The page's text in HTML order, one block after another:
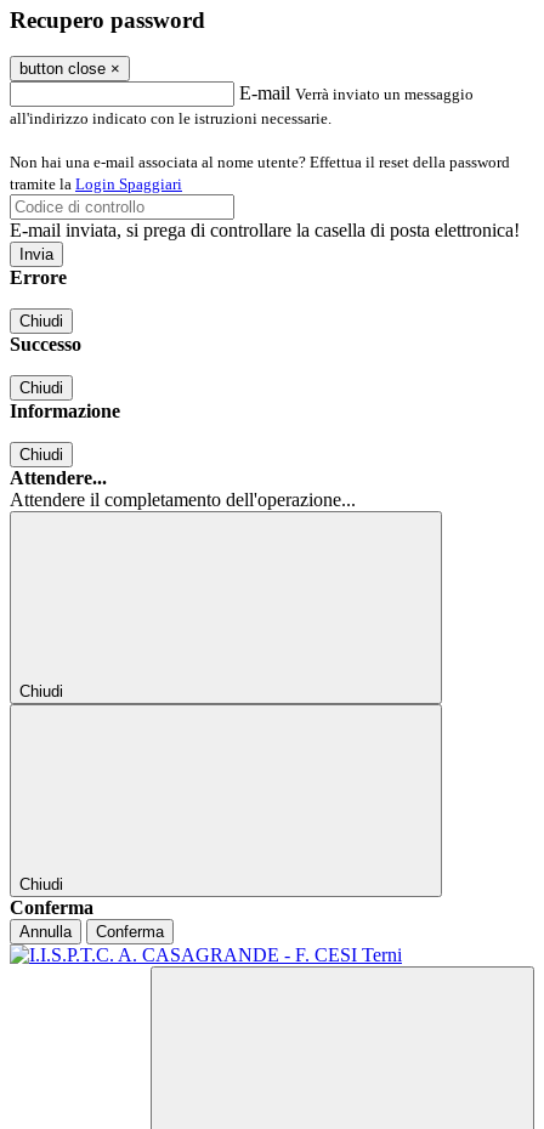
Recupero password
button close ×
E-mail Verrà inviato un messaggio
all'indirizzo indicato con le istruzioni necessarie.
Non hai una e-mail associata al nome utente? Effettua il reset della password
tramite la Login Spaggiari
E-mail inviata, si prega di controllare la casella di posta elettronica!
Errore
Chiudi
Successo
Chiudi
Informazione
Chiudi
Attendere...
Attendere il completamento dell'operazione...
Chiudi
Chiudi
Conferma
Annulla Conferma